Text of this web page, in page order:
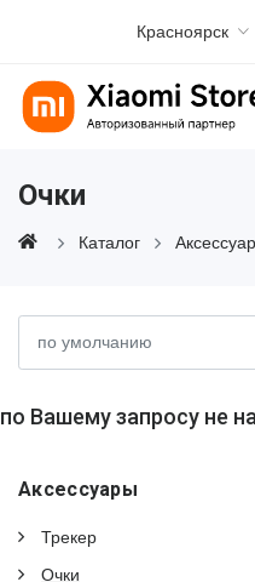
Красноярск
Очки
Каталог
по Вашему запросу не
Аксессуары
Трекер
Очки